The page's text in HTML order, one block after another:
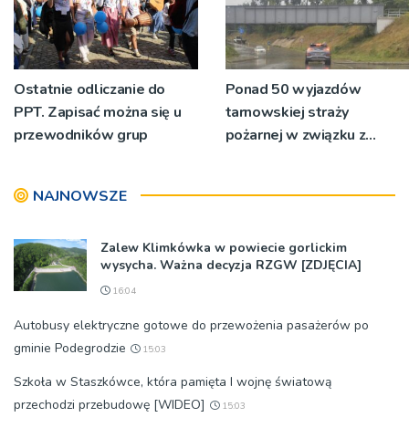
Ostatnie odliczanie do
PPT. Zapisać można się u
przewodników grup
Ponad 50 wyjazdów
tarnowskiej straży
pożarnej w związku z
NAJNOWSZE
Zalew Klimkówka w powiecie gorlickim
wysycha. Ważna decyzja RZGW [ZDJĘCIA]
16:04
Autobusy elektryczne gotowe do przewożenia pasażerów po
gminie Podegrodzie
15:03
Szkoła w Staszkówce, która pamięta I wojnę światową
przechodzi przebudowę [WIDEO]
15:03